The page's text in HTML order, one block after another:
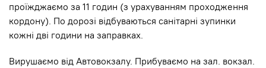
проїжджаємо за 11 годин (з урахуванням проходження
кордону). По дорозі відбуваються санітарні зупинки
кожні дві години на заправках.
Вирушаємо від Автовокзалу. Прибуваємо на зал. вокзал.